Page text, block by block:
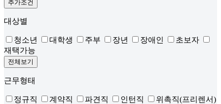
추가조건
대상별
청소년 대학생 주부 장년 장애인
초보자
재택가능
전체보기
근무형태
정규직 계약직 파견직 인턴직
위촉직(프리렌서)